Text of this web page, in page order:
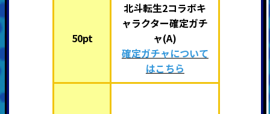
50pt
北斗転生2コラボキ
ャラクター確定ガチ
ャ(A)
確定ガチャについて
はこちら